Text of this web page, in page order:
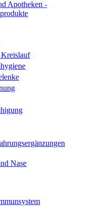
Nase